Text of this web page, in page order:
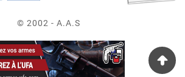
© 2002 - A.A.S